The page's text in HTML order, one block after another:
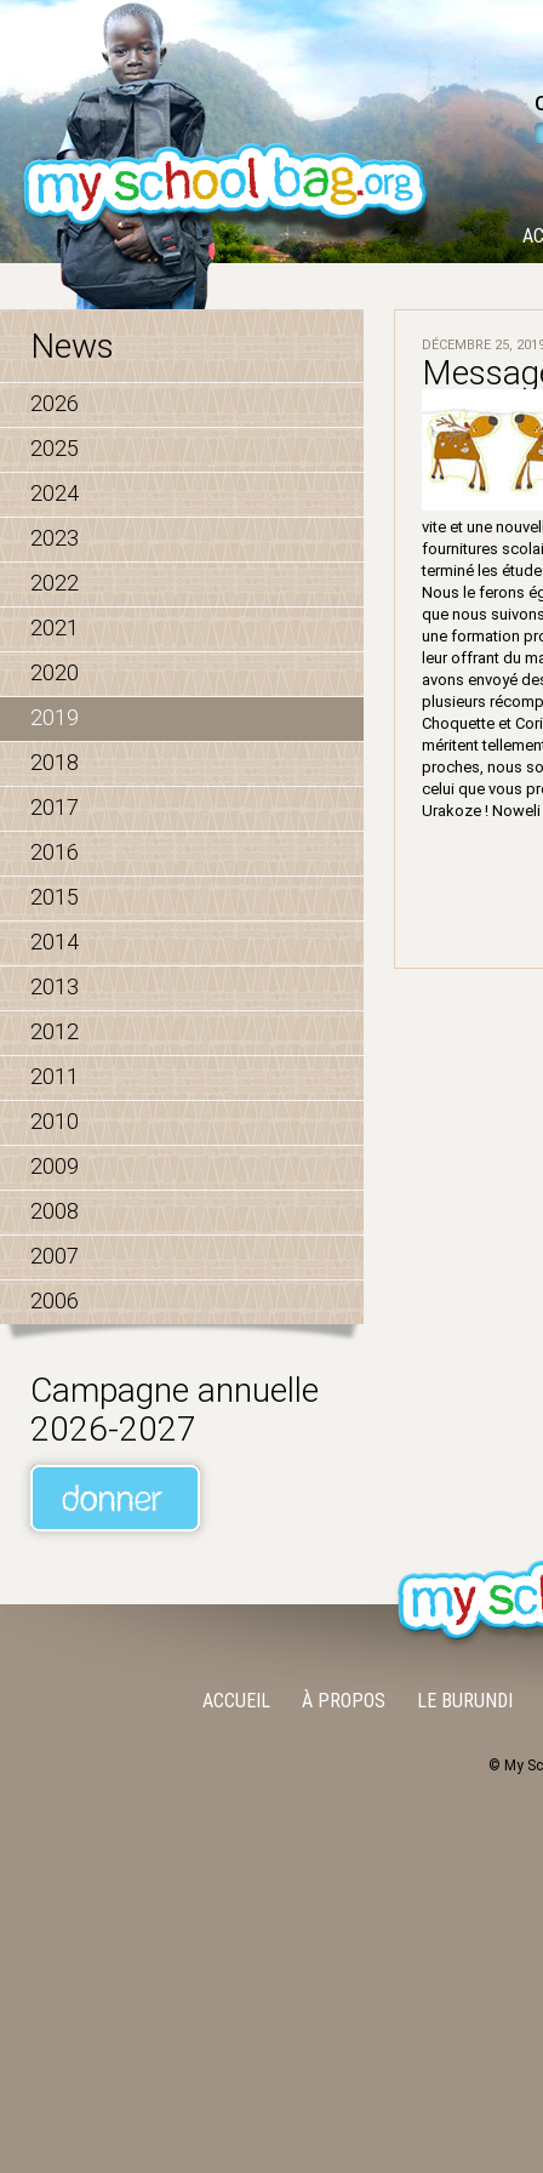
News
2026
2025
2024
2023
2022
2021
2020
2019
2018
2017
2016
2015
2014
2013
2012
2011
2010
2009
2008
2007
2006
Campagne annuelle
2026-2027
DÉCEMBRE 25,
vite et une
fournitures
terminé les
Nous le ferons
que nous
une formation
leur offrant du
avons envoyé
plusieurs
Choquette et
méritent
proches, nous
celui que vous
Urakoze !
ACCUEIL À PROPOS LE BURUNDI
© My